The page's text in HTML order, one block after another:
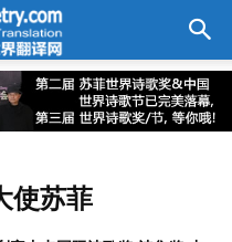
使苏菲